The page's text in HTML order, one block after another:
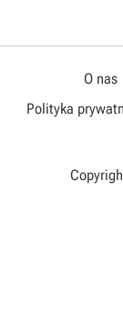
O nas
Polityka